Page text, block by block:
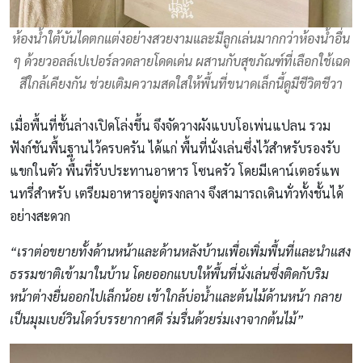
ห้องน้ำใต้บันไดตกแต่งอย่างสวยงามและมีลูกเล่นมากกว่าห้องน้ำอื่น
ๆ ด้วยวอลล์เปเปอร์ลวดลายโดดเด่น ผสานกับสุขภัณฑ์ที่เลือกใช้เฉด
สีใกล้เคียงกัน ช่วยเติมความสดใสให้พื้นที่ขนาดเล็กนี้ดูมีชีวิตชีวา
เมื่อพื้นที่ชั้นล่างเปิดโล่งขึ้น จึงจัดวางผังแบบโอเพ่นแปลน รวม
ฟังก์ชันพื้นฐานไว้ครบครัน ได้แก่ พื้นที่นั่งเล่นซึ่งไว้สำหรับรองรับ
แขกในตัว พื้นที่รับประทานอาหาร โซนครัว โดยมีเคาน์เตอร์แพ
นทรี่สำหรับ เตรียมอาหารอยู่ตรงกลาง จึงสามารถเดินทั่วทั้งชั้นได้
อย่างสะดวก
“เราต่อขยายทั้งด้านหน้าและด้านหลังบ้านเพื่อเพิ่มพื้นที่และนำแสง
ธรรมชาติเข้ามาในบ้าน โดยออกแบบให้พื้นที่นั่งเล่นซึ่งติดกับริม
หน้าต่างยื่นออกไปเล็กน้อย เข้าใกล้บ่อน้ำและต้นไม้ด้านหน้า กลาย
เป็นมุมเบย์วินโดว์บรรยากาศดี ร่มรื่นด้วยร่มเงาจากต้นไม้”